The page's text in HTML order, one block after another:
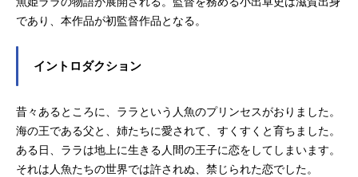
であり、本作品が初監督作品となる。
イントロダクション
昔々あるところに、ララという人魚のプリンセスがおりました。
海の王である父と、姉たちに愛されて、すくすくと育ちました。
ある日、ララは地上に生きる人間の王子に恋をしてしまいます。
それは人魚たちの世界では許されぬ、禁じられた恋でした。